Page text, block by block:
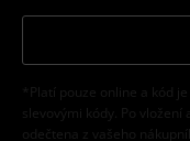
*Platí pouze online a kód
slevovými kódy. Po
odečtena z vašeho